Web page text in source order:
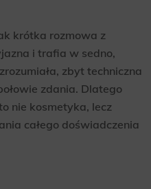
krótka rozmowa z
i trafia w sedno,
zbyt techniczna
zdania. Dlatego
nie kosmetyka, lecz
całego doświadczenia